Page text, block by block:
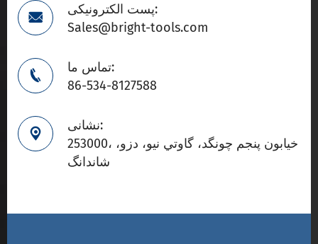

پست الکترونیکی:
Sales@bright-tools.com

تماس ما:
86-534-8127588

نشانی:
253000، خيابون پنجم چونگد، گاوتي نيو، دزو،
شاندانگ